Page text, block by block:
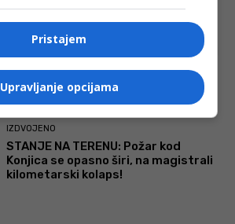
NOVE INFORMACIJE S TERENA: Vatra
se približava kućama, policija
reguliše saobraćaj, u akciju uključen i
IZDVOJENO
STANJE NA TERENU: Požar kod
Konjica se opasno širi, na magistrali
kilometarski kolaps!
Pristajem
Upravljanje opcijama